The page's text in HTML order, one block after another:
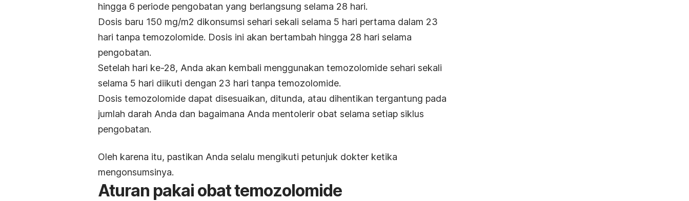
hingga 6 periode pengobatan yang berlangsung selama 28 hari.
Dosis baru 150 mg/m2 dikonsumsi sehari sekali selama 5 hari pertama dalam 23
hari tanpa temozolomide. Dosis ini akan bertambah hingga 28 hari selama
pengobatan.
Setelah hari ke-28, Anda akan kembali menggunakan temozolomide sehari sekali
selama 5 hari diikuti dengan 23 hari tanpa temozolomide.
Dosis temozolomide dapat disesuaikan, ditunda, atau dihentikan tergantung pada
jumlah darah Anda dan bagaimana Anda mentolerir obat selama setiap siklus
pengobatan.
Oleh karena itu, pastikan Anda selalu mengikuti petunjuk dokter ketika
mengonsumsinya.
Aturan pakai obat temozolomide